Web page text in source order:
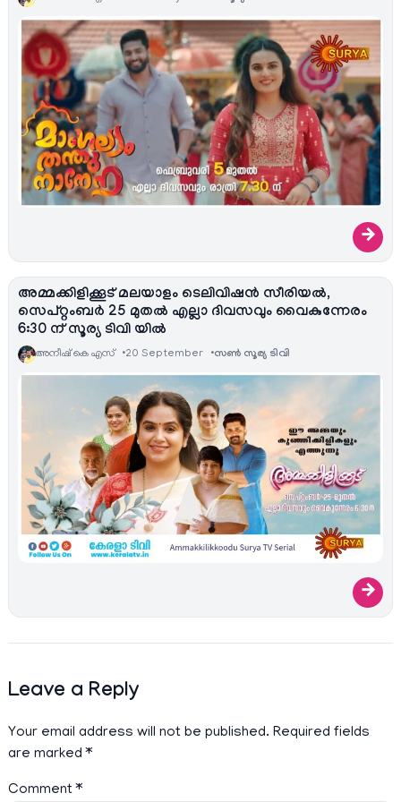
→
അമ്മക്കിളിക്കൂട് മലയാളം ടെലിവിഷന്‍ സീരിയല്‍,
സെപ്റ്റംബർ 25 മുതൽ എല്ലാ ദിവസവും വൈകുന്നേരം
6:30 ന് സൂര്യ ടിവി യിൽ
അനീഷ്‌ കെ എസ് 20 September സൺ സൂര്യ ടിവി
→
Leave a Reply
Your email address will not be published. Required fields
are marked*
Comment*